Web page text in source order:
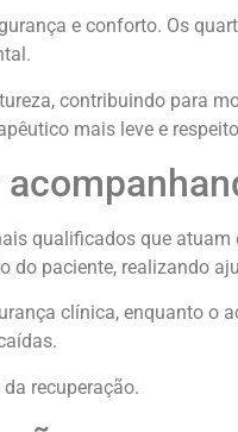
e conforto. Os
contribuindo para
mais leve e
qualificados que
paciente, realizando
clínica, enquanto o
recuperação.